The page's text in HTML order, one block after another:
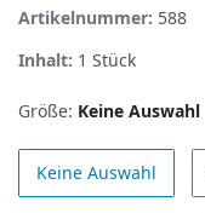
Artikelnummer: 588
Inhalt: 1 Stück
Größe: Keine Auswahl
Keine Auswahl